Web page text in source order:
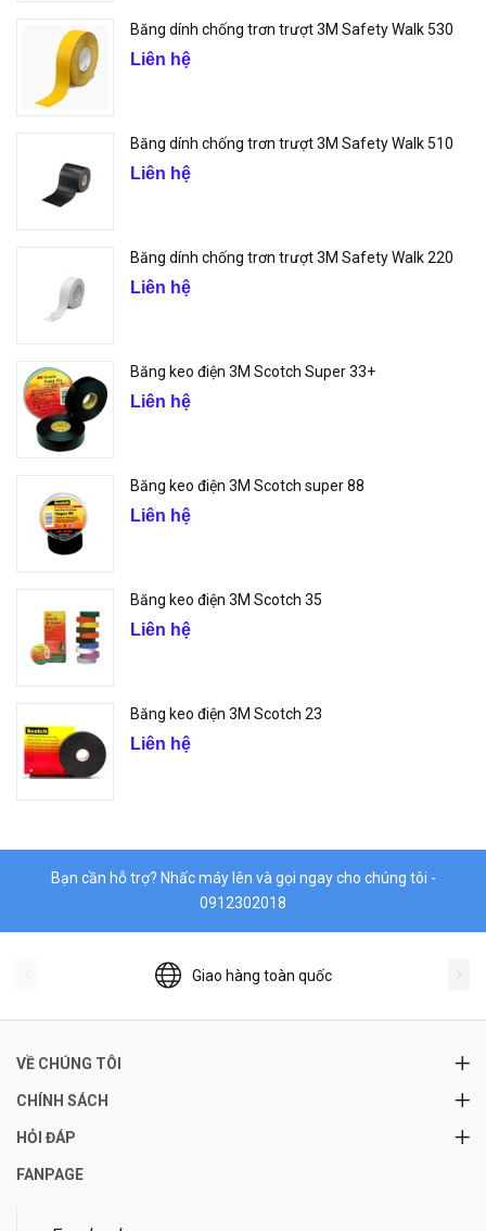
Băng dính chống trơn trượt 3M Safety Walk 530
Liên hệ
Băng dính chống trơn trượt 3M Safety Walk 510
Liên hệ
Băng dính chống trơn trượt 3M Safety Walk 220
Liên hệ
Băng keo điện 3M Scotch Super 33+
Liên hệ
Băng keo điện 3M Scotch super 88
Liên hệ
Băng keo điện 3M Scotch 35
Liên hệ
Băng keo điện 3M Scotch 23
Liên hệ
Bạn cần hỗ trợ? Nhấc máy lên và gọi ngay cho chúng tôi -
0912302018
Giao hàng toàn quốc
VỀ CHÚNG TÔI
CHÍNH SÁCH
HỎI ĐÁP
FANPAGE